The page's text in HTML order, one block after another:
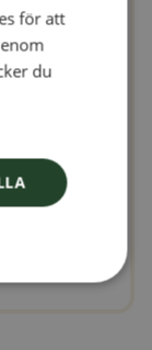
FINNISH
DANISH
för att
du